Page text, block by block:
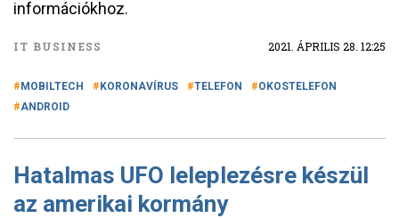
információkhoz.
IT BUSINESS 2021. ÁPRILIS 28. 12:25
MOBILTECH KORONAVÍRUS TELEFON
OKOSTELEFON
ANDROID
Hatalmas UFO leleplezésre készül
az amerikai kormány